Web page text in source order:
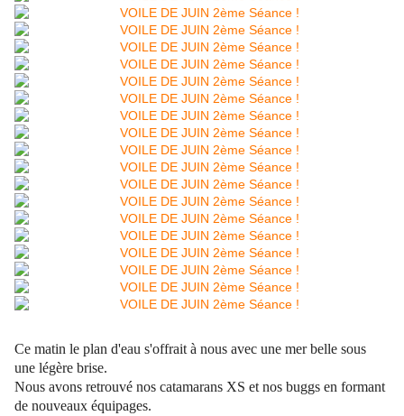
Ce matin le plan d'eau s'offrait à nous avec une mer belle sous
une légère brise.
Nous avons retrouvé nos catamarans XS et nos buggs en formant
de nouveaux équipages.